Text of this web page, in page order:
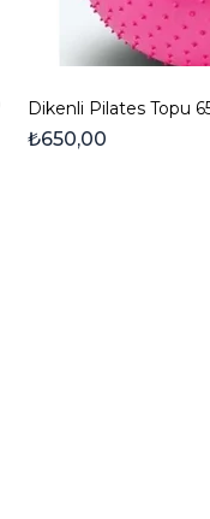
Dikenli Pilates Topu
₺650,00